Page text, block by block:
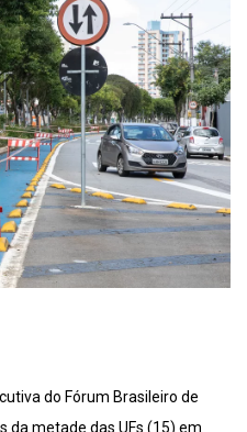
do Fórum Brasileiro de
da metade das UFs (15) em